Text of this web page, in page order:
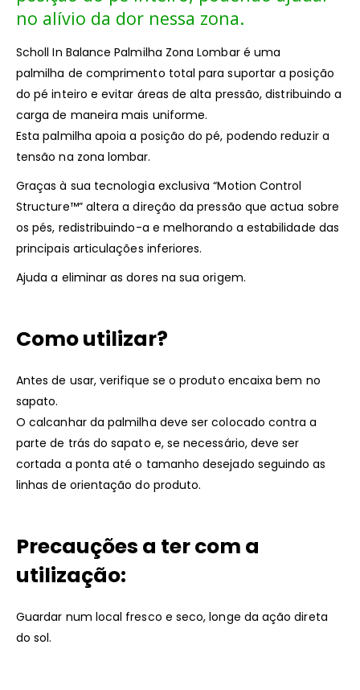
no alívio da dor nessa zona.
Scholl In Balance Palmilha Zona Lombar é uma
palmilha de comprimento total para suportar a posição
do pé inteiro e evitar áreas de alta pressão, distribuindo a
carga de maneira mais uniforme.
Esta palmilha apoia a posição do pé, podendo reduzir a
tensão na zona lombar.
Graças à sua tecnologia exclusiva “Motion Control
Structure™” altera a direção da pressão que actua sobre
os pés, redistribuindo-a e melhorando a estabilidade das
principais articulações inferiores.
Ajuda a eliminar as dores na sua origem.
Como utilizar?
Antes de usar, verifique se o produto encaixa bem no
sapato.
O calcanhar da palmilha deve ser colocado contra a
parte de trás do sapato e, se necessário, deve ser
cortada a ponta até o tamanho desejado seguindo as
linhas de orientação do produto.
Precauções a ter com a
utilização:
Guardar num local fresco e seco, longe da ação direta
do sol.